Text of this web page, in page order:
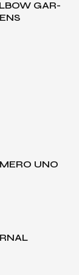
GAR­
UNO